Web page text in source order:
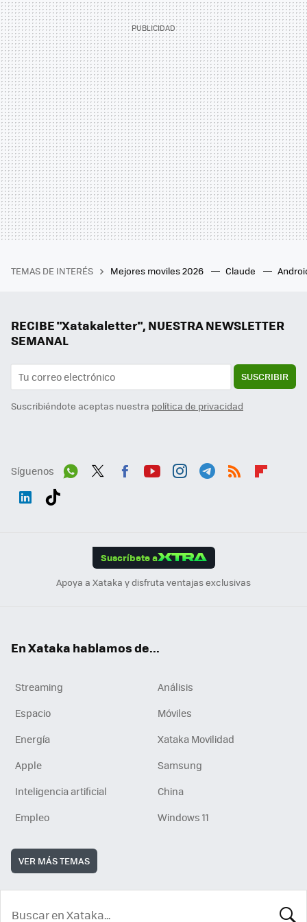
TEMAS DE INTERÉS Mejores moviles 2026 Claude
RECIBE "Xatakaletter", NUESTRA NEWSLETTER
SEMANAL
SUSCRIBIR
Suscribiéndote aceptas nuestra política de privacidad
Síguenos
Suscríbete a
Apoya a Xataka y disfruta ventajas exclusivas
En Xataka hablamos de...
Streaming
Análisis
Espacio
Móviles
Energía
Xataka Movilidad
Apple
Samsung
Inteligencia artificial
China
Empleo
Windows 11
VER MÁS TEMAS